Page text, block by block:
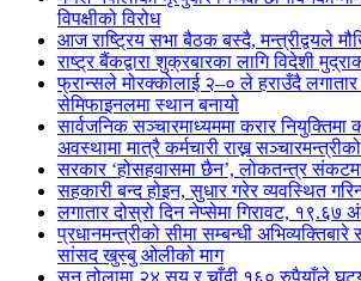
विपक्षीको विरोध
आज राष्ट्रिय सभा बैठक बस्दै, मन्त्रीद्वयले
राष्ट्र बैंकद्वारा शुक्रबारका लागि विदेशी
फ्रान्सले मोरक्कोलाई २–० ले हराउँदै
सेमिफाइनलमा स्थान बनायो
सार्वजनिक सञ्चारमाध्यममा करार
अवस्थामा मात्रै कर्मचारी राख्न
सरकार ‘होसहवासमा छैन’, लोकतन्त्र
सहकारी बन्द होइन, सुधार गरेर व्यवस्थित
लगातार दोस्रो दिन नेप्सेमा गिरावट, १९.६७
प्रधानमन्त्रीको सीमा सम्बन्धी
सांसद खुस्बु ओलीको माग
सुन तोलामा २४ सय र चाँदी १६० रुपैयाँले